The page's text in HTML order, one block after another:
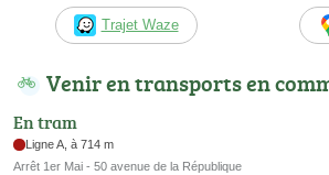
Trajet Waze
Venir en transports en
En tram
Ligne A, à 714 m
Arrêt 1er Mai - 50 avenue de la République